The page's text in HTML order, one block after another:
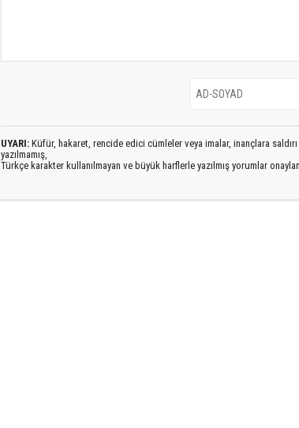
UYARI: Küfür, hakaret, rencide edici cümleler veya imalar, inançlara
yazılmamış,
Türkçe karakter kullanılmayan ve büyük harflerle yazılmış yorumlar